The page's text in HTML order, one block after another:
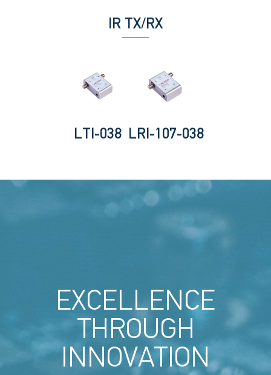
IR TX/RX
LTI-038 LRI-107-038
EXCELLENCE
THROUGH
INNOVATION